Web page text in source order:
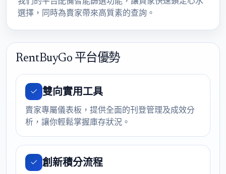
選擇，同時為賣家帶來高質素的查詢。
RentBuyGo 平台優勢
雙向實用工具
賣家專屬儀表板，提供全面的刊登管理及成效分
析，讓你輕鬆掌握庫存狀況。
創新積分流程